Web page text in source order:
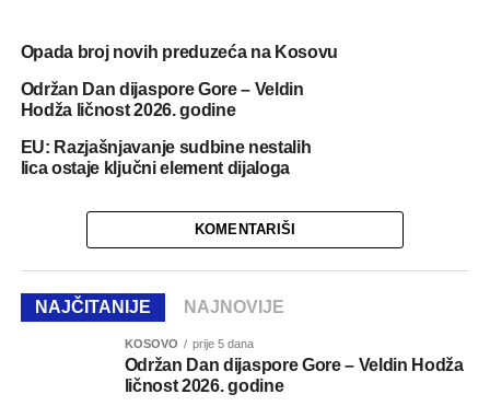
Opada broj novih preduzeća na Kosovu
Održan Dan dijaspore Gore – Veldin
Hodža ličnost 2026. godine
EU: Razjašnjavanje sudbine nestalih
lica ostaje ključni element dijaloga
KOMENTARIŠI
NAJČITANIJE NAJNOVIJE
KOSOVO prije 5 dana
Održan Dan dijaspore Gore – Veldin Hodža
ličnost 2026. godine